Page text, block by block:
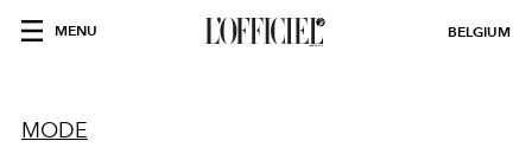
MENU BELGIUM
MODE